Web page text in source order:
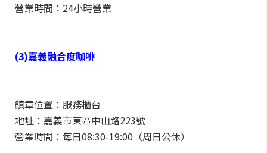
營業時間：24小時營業
(3)嘉義融合度咖啡
鎮章位置：服務櫃台
地址：嘉義市東區中山路223號
營業時間：每日08:30-19:00（周日公休）